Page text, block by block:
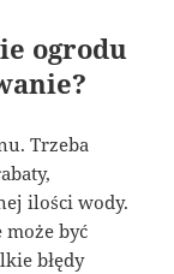
ogrodu
Trzeba
ilości wody.
być
błędy